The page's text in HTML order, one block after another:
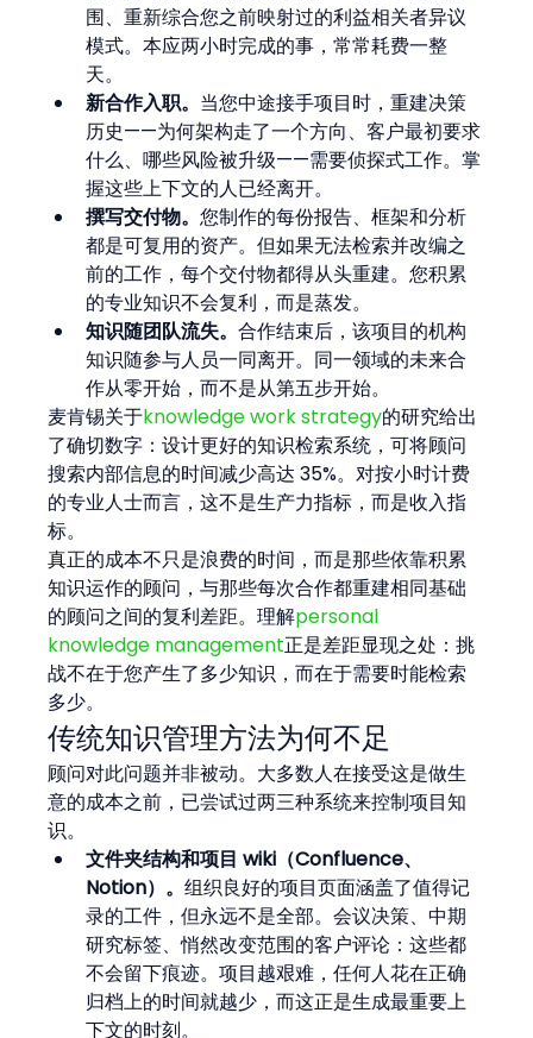
围、重新综合您之前映射过的利益相关者异议
模式。本应两小时完成的事，常常耗费一整
天。
新合作入职。 当您中途接手项目时，重建决策
历史——为何架构走了一个方向、客户最初要求
什么、哪些风险被升级——需要侦探式工作。掌
握这些上下文的人已经离开。
撰写交付物。您制作的每份报告、框架和分析
都是可复用的资产。但如果无法检索并改编之
前的工作，每个交付物都得从头重建。您积累
的专业知识不会复利，而是蒸发。
知识随团队流失。合作结束后，该项目的机构
知识随参与人员一同离开。同一领域的未来合
作从零开始，而不是从第五步开始。
麦肯锡关于knowledge work strategy的研究给出
了确切数字：设计更好的知识检索系统，可将顾问
搜索内部信息的时间减少高达 35%。对按小时计费
的专业人士而言，这不是生产力指标，而是收入指
标。
真正的成本不只是浪费的时间，而是那些依靠积累
知识运作的顾问，与那些每次合作都重建相同基础
的顾问之间的复利差距。理解personal
knowledge management正是差距显现之处：挑
战不在于您产生了多少知识，而在于需要时能检索
多少。
传统知识管理方法为何不足
顾问对此问题并非被动。大多数人在接受这是做生
意的成本之前，已尝试过两三种系统来控制项目知
识。
文件夹结构和项目 wiki（Confluence、
Notion）。组织良好的项目页面涵盖了值得记
录的工件，但永远不是全部。会议决策、中期
研究标签、悄然改变范围的客户评论：这些都
不会留下痕迹。项目越艰难，任何人花在正确
归档上的时间就越少，而这正是生成最重要上
下文的时刻。